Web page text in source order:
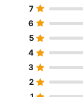
7
6
5
4
3
2